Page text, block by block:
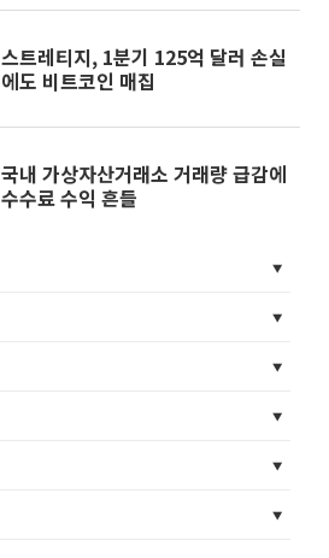
스트레티지, 1분기 125억 달러 손실
에도 비트코인 매집
국내 가상자산거래소 거래량 급감에
수수료 수익 흔들